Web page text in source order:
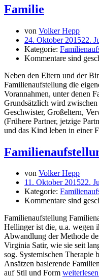
Familie
von Volker Hepp
24. Oktober 201522.
Kategorie:
Kommentare sind
Neben den Eltern und der
Familienaufstellung die
Vorannahmen, unter denen
Grundsätzlich wird
Geschwister, Großeltern,
(Frühere Partner, jetzige
und das Kind leben in einer
von Volker Hepp
11. Oktober 201522.
Kategorie:
Kommentare sind
Familienaufstellung
Hellinger ist die, u.a. wegen
Abwandlung der Methode
Virginia Satir, wie sie seit
sog. Systemischen Therapie
Ansätzen basierende
auf Stil und Form